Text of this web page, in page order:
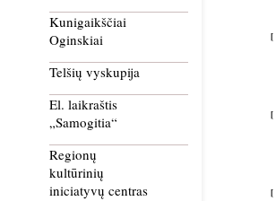
Kunigaikščiai
Oginskiai
Telšių vyskupija
El. laikraštis
„Samogitia“
Regionų
kultūrinių
iniciatyvų centras